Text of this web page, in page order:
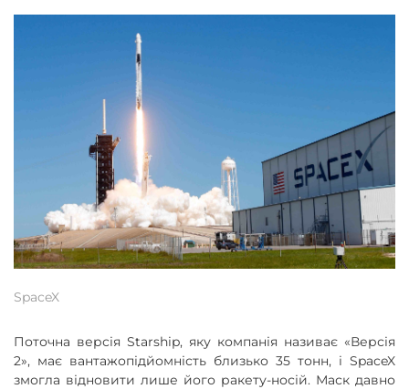
SpaceX
Поточна версія Starship, яку компанія називає «Версія
2», має вантажопідйомність близько 35 тонн, і SpaceX
змогла відновити лише його ракету-носій. Маск давно